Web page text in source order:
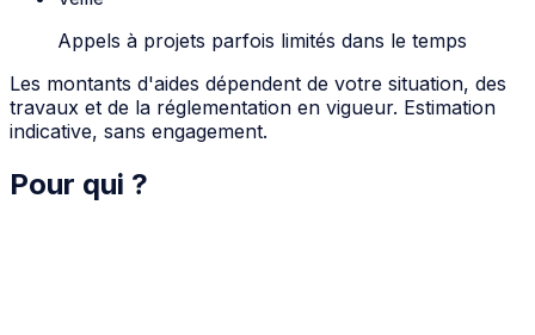
Appels à projets parfois limités dans le temps
Les montants d'aides dépendent de votre situation, des
travaux et de la réglementation en vigueur. Estimation
indicative, sans engagement.
Pour qui ?